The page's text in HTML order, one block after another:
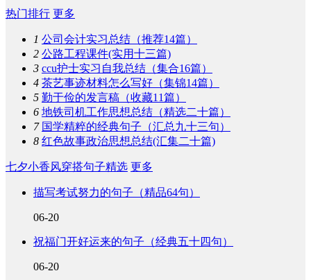
热门排行 更多
1 公司会计实习总结（推荐14篇）
2 公路工程课件(实用十三篇)
3 ccu护士实习自我总结（集合16篇）
4 茶艺事迹材料怎么写好（集锦14篇）
5 勤于俭的发言稿（收藏11篇）
6 地铁司机工作思想总结（精选二十篇）
7 国学精粹的经典句子（汇总九十三句）
8 红色故事政治思想总结(汇集二十篇)
七夕小香风穿搭句子精选 更多
描写考试努力的句子（精品64句）
06-20
祝福门开好运来的句子（经典五十四句）
06-20